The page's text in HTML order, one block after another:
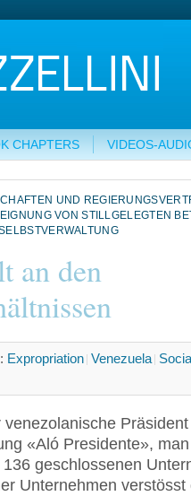
CHAPTERS VIDEOS-
UND
VON STILLGELEGTEN
an den
Expropriation Venezuela
«Aló Presidente»,
geschlossenen
Unternehmen verstösst